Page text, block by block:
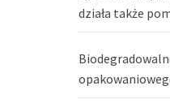
działa także